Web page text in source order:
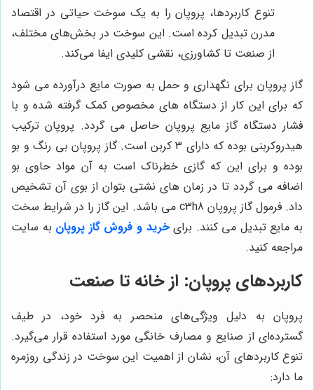
تنوع کاربردها، پروپان را به یک سوخت حیاتی در اقتصاد
مدرن تبدیل کرده است. این سوخت در بخش‌های مختلف،
از صنعت تا کشاورزی، نقشی کلیدی ایفا می‌کند.
گاز پروپان برای نگهداری و حمل به صورت مایع درآورده می شود
که برای این کار از دستگاه های مخصوص کمک گرفته شده و با
فشار دستگاه گاز مایع پروپان حاصل می گردد. پروپان ترکیب
هیدروکربنی بوده که دارای ۳ کربن است. گاز پروپان بی رنگ و بو
بوده و برای این که گازی خطرناک است به آن مواد حاوی بو
اضافه می گردد تا در زمان های نشتی بتوان از بوی آن تشخیص
داد. فرمول گاز پروپانc3h8 می باشد. این گاز را در شرایط سخت
به مایع تبدیل می کنند. برایخرید و فروش گاز پروپان به سایت
مراجعه کنید.
کاربردهای پروپان: از خانه تا صنعت
پروپان به دلیل ویژگی‌های منحصر به فرد خود، در طیف
گسترده‌ای از صنایع و مصارف خانگی مورد استفاده قرار می‌گیرد.
تنوع کاربردهای آن، نشان از اهمیت این سوخت در زندگی روزمره
ما دارد: